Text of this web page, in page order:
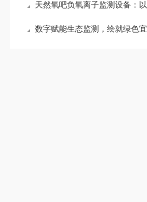
天然氧吧负氧离子监测设备：以精准监测护生态底色，赋能自然环境科学管护
数字赋能生态监测，绘就绿色宜居画卷——负氧离子自动监测系统应用介绍